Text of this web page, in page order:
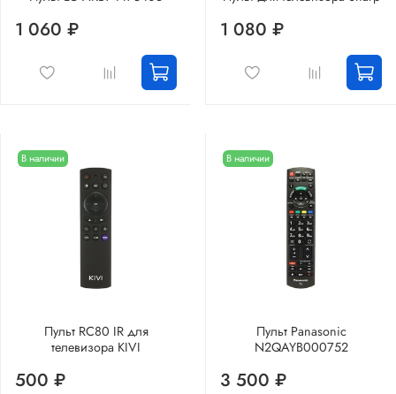
1 060 ₽ 1 080 ₽
В наличии
Пульт RC80 IR для
телевизора KIVI
500 ₽
В наличии
Пульт Panasonic
N2QAYB000752
3 500 ₽